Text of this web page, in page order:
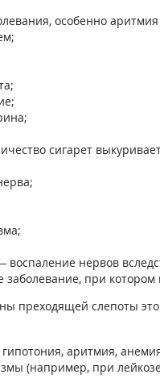
особенно
сигарет
воспаление нервов
при
преходящей слепоты
аритмия,
(например, при